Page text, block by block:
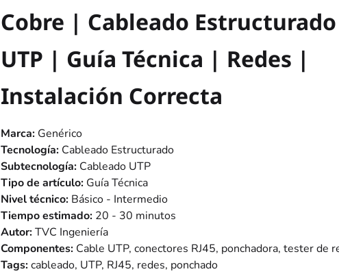
Cobre | Cableado
UTP | Guía Técnica | Redes |
Instalación Correcta
Marca:Genérico
Tecnología:Cableado Estructurado
Subtecnología:Cableado UTP
Tipo de artículo:Guía Técnica
Nivel técnico:Básico - Intermedio
Tiempo estimado:20 - 30 minutos
Autor:TVC Ingeniería
Componentes:Cable UTP, conectores RJ45, ponchadora, tester de
Tags:cableado, UTP, RJ45, redes, ponchado